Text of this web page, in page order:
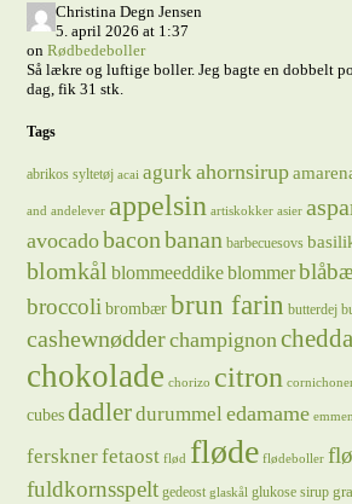
Christina Degn Jensen
5. april 2026 at 1:37
onRødbedeboller
Så lækre og luftige boller. Jeg bagte en dobbelt
dag, fik 31 stk.
Tags
abrikos syltetøj acai agurkahornsirup
and andelever appelsin artiskokker asier
avocadobaconbanan barbecuesovs
blomkål blommeeddikeblommer
broccoli brombær brun farin butterdej
cashewnødderchampignon
chokolade chorizo citron
cubes dadlerdurummeledamame
fersknerfetaost flød fløde flødeboller
fuldkornsspelt gedeost glaskål glukose sirup